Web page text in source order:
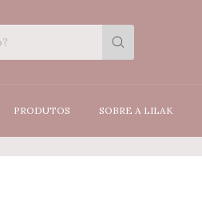
PRODUTOS SOBRE A LILAK